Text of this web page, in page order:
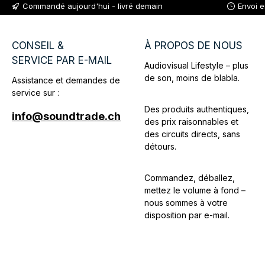
présentation professionnel et
Commandé aujourd'hui - livré demain Envoi
CONSEIL &
SERVICE PAR E-MAIL
Assistance et demandes de
service sur :
info@soundtrade.ch
À PROPOS DE NOUS
Audiovisual Lifestyle – plus
de son, moins de blabla.
Des produits authentiques,
des prix raisonnables et
des circuits directs, sans
détours.
Commandez, déballez,
mettez le volume à fond –
nous sommes à votre
disposition par e-mail.